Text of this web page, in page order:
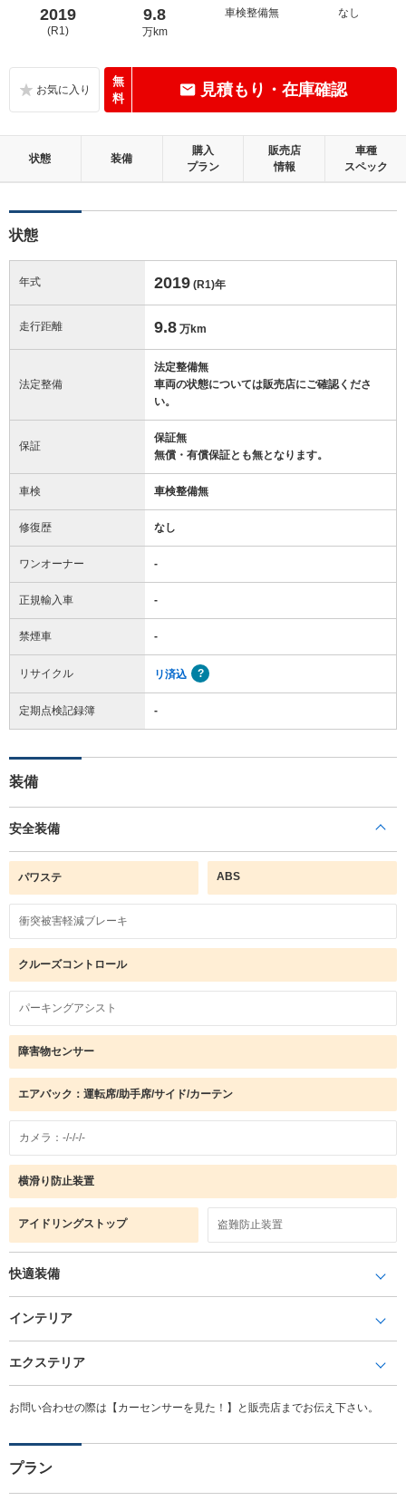
2019
(R1)
9.8
万km
車検整備無
なし
無
料
見積もり・在庫確認
状態 装備
購入
プラン
販売店
情報
車種
スペック
状態
年式 2019 (R1)年
走行距離 9.8 万km
法定整備
法定整備無
車両の状態については販売店にご確認くださ
い。
保証
保証無
無償・有償保証とも無となります。
車検 車検整備無
修復歴 なし
ワンオーナー -
正規輸入車 -
禁煙車 -
リサイクル リ済込
定期点検記録簿 -
装備
安全装備
パワステ ABS
衝突被害軽減ブレーキ
クルーズコントロール
パーキングアシスト
障害物センサー
エアバック：運転席/助手席/サイド/カーテン
カメラ：-/-/-/-
横滑り防止装置
アイドリングストップ 盗難防止装置
快適装備
インテリア
エクステリア
お問い合わせの際は【カーセンサーを見た！】と販売店までお伝え下さい。
プラン